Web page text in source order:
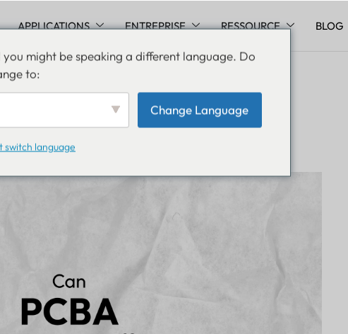
APPLICATIONS ENTREPRISE RESSOURCE BLOG
être étanche ?
de presse
might be speaking a different language. Do
to:
Change Language
switch language